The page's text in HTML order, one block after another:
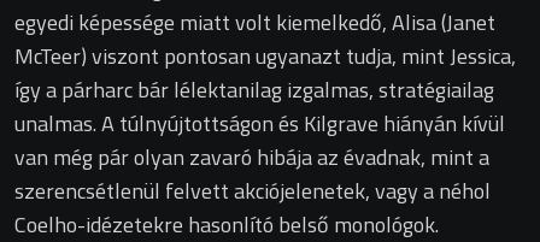
egyedi képessége miatt volt kiemelkedő, Alisa (Janet
McTeer) viszont pontosan ugyanazt tudja, mint Jessica,
így a párharc bár lélektanilag izgalmas, stratégiailag
unalmas. A túlnyújtottságon és Kilgrave hiányán kívül
van még pár olyan zavaró hibája az évadnak, mint a
szerencsétlenül felvett akciójelenetek, vagy a néhol
Coelho-idézetekre hasonlító belső monológok.